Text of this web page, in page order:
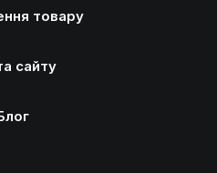
товару
сайту